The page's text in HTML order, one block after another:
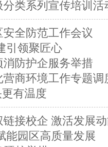
分类系列宣传培训活
安全防范工作会议
引领聚匠心
消防护企服务举措
营商环境工作专题调
更有温度
链接校企 激活发展
能园区高质量发展